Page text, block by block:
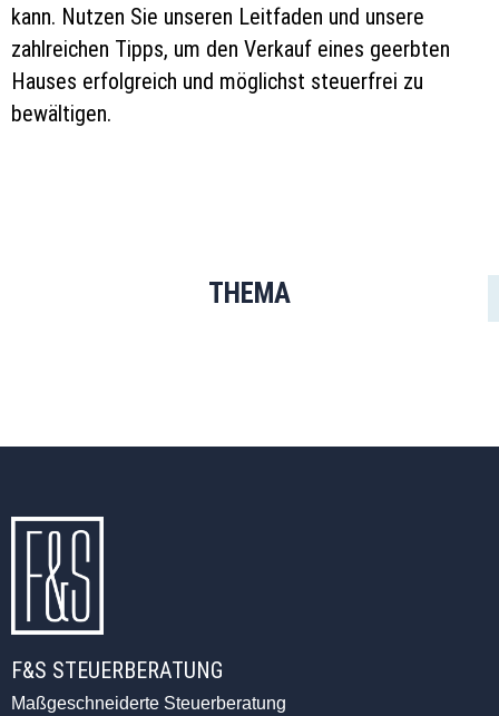
kann. Nutzen Sie unseren Leitfaden und unsere
zahlreichen Tipps, um den Verkauf eines geerbten
Hauses erfolgreich und möglichst steuerfrei zu
bewältigen.
THEMA
F&S STEUERBERATUNG
Maßgeschneiderte Steuerberatung